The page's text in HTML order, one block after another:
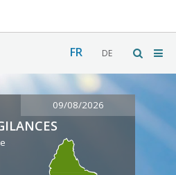
FR DE
09/08/2026